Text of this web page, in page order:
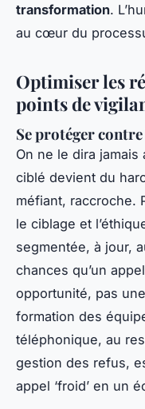
transformation.
au cœur du
Optimiser les
points de
Se protéger
On ne le dira
ciblé devient du
méfiant, raccroche.
le ciblage et
segmentée, à jour,
chances qu’un
opportunité, pas
formation des
téléphonique, au
gestion des refus,
appel ‘froid’ en un